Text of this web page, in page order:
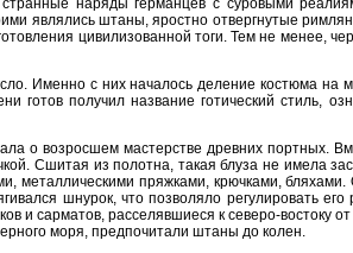
наряды германцев с суровыми
являлись штаны, яростно отвергнутые
цивилизованной тоги. Тем не менее,
Именно с них началось деление костюма на
готов получил название готический стиль,
о возросшем мастерстве древних портных.
Сшитая из полотна, такая блуза не имела
металлическими пряжками, крючками, бляхами.
шнурок, что позволяло регулировать
и сарматов, расселявшиеся к северо-востоку
моря, предпочитали штаны до колен.